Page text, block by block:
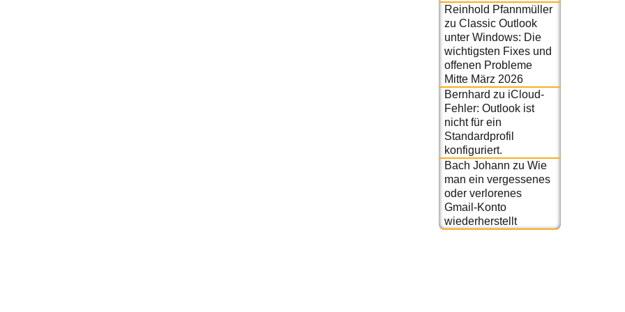
Reinhold Pfannmüller
zu Classic Outlook
unter Windows: Die
wichtigsten Fixes und
offenen Probleme
Mitte März 2026
Bernhard zu iCloud-
Fehler: Outlook ist
nicht für ein
Standardprofil
konfiguriert.
Bach Johann zu Wie
man ein vergessenes
oder verlorenes
Gmail-Konto
wiederherstellt